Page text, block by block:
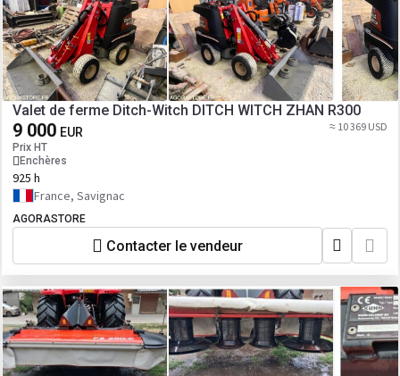
Valet de ferme Ditch-Witch DITCH WITCH ZHAN R300
9 000 EUR
Prix HT
Enchères
≈ 10 369 USD
925 h
France, Savignac
AGORASTORE
Contacter le vendeur